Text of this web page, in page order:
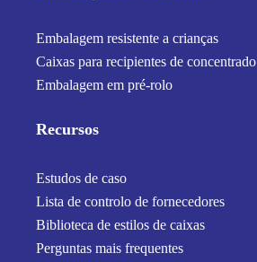
Embalagem resistente a crianças
Caixas para recipientes de concentrado
Embalagem em pré-rolo
Recursos
Estudos de caso
Lista de controlo de fornecedores
Biblioteca de estilos de caixas
Perguntas mais frequentes